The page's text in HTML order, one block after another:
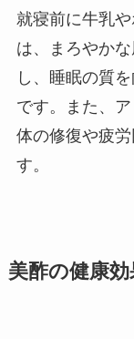
就寝前に牛乳
は、まろやか
し、睡眠の質
です。また、
体の修復や疲
す。
美酢の健康